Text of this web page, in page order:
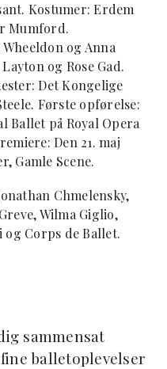
Kostumer: Erdem
Mumford.
og Anna
og Rose Gad.
Det Kongelige
Første opførelse:
Ballet på Royal Opera
Den 21. maj
Gamle Scene.
Chmelensky,
Wilma Giglio,
og Corps de Ballet.
sammensat
balletoplevelser